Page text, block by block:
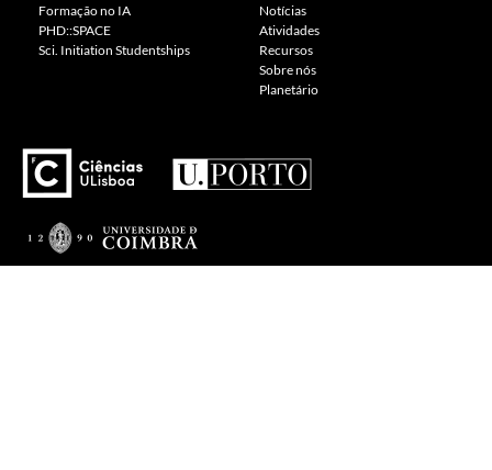
Formação no IA
PHD::SPACE
Sci. Initiation Studentships
Notícias
Atividades
Recursos
Sobre nós
Planetário